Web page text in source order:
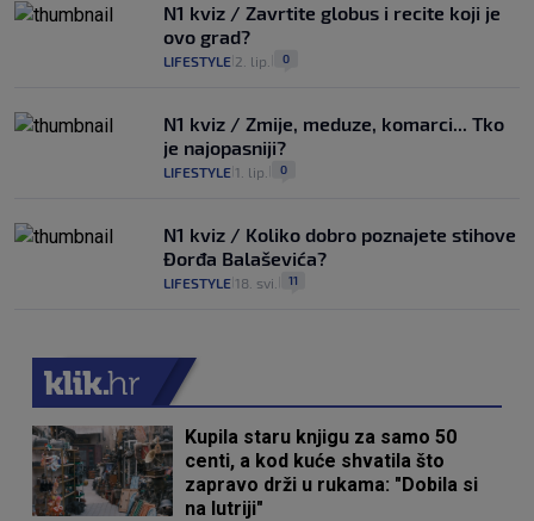
N1 kviz / Zavrtite globus i recite koji je
ovo grad?
LIFESTYLE 2. lip. 0
N1 kviz / Zmije, meduze, komarci... Tko
je najopasniji?
LIFESTYLE 1. lip. 0
N1 kviz / Koliko dobro poznajete stihove
Đorđa Balaševića?
LIFESTYLE 18. svi. 11
Kupila staru knjigu za samo 50
centi, a kod kuće shvatila što
zapravo drži u rukama: "Dobila si
na lutriji"